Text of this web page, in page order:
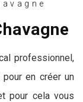
professionnel,
en créer un
pour cela vous